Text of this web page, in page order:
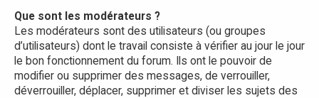
Que sont les modérateurs ?
Les modérateurs sont des utilisateurs (ou groupes
d’utilisateurs) dont le travail consiste à vérifier au jour le jour
le bon fonctionnement du forum. Ils ont le pouvoir de
modifier ou supprimer des messages, de verrouiller,
déverrouiller, déplacer, supprimer et diviser les sujets des